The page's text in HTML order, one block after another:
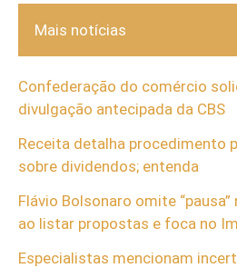
Mais notícias
Confederação do comércio
divulgação antecipada da CBS
Receita detalha procedimento
sobre dividendos; entenda
Flávio Bolsonaro omite
ao listar propostas e foca no
Especialistas mencionam